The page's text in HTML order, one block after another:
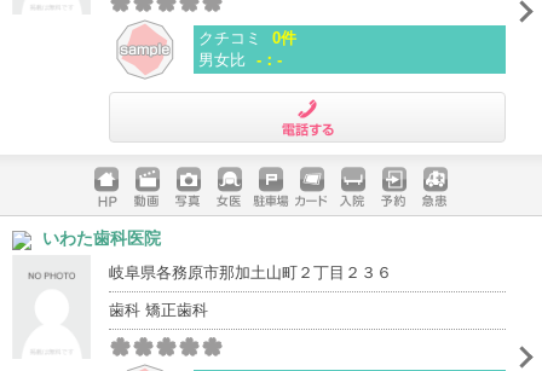
クチコミ
0件
男女比 -：-
ホームペ
ージ
動画 写真 女医 駐車場
クレジッ
入院 予約 急患
いわた歯科医院
岐阜県各務原市那加土山町２丁目２３６
歯科 矯正歯科